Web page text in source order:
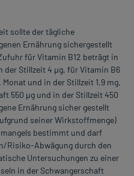
sollte der tägliche
Ernährung sichergestellt
für Vitamin B12 beträgt in
der Stillzeit 4 µg, für Vitamin B6
und in der Stillzeit 1,9 mg,
550 µg und in der Stillzeit 450
Ernährung sicher gestellt
seiner Wirkstoffmenge)
bestimmt und darf
Risiko-Abwägung durch den
Untersuchungen zu einer
in der Schwangerschaft